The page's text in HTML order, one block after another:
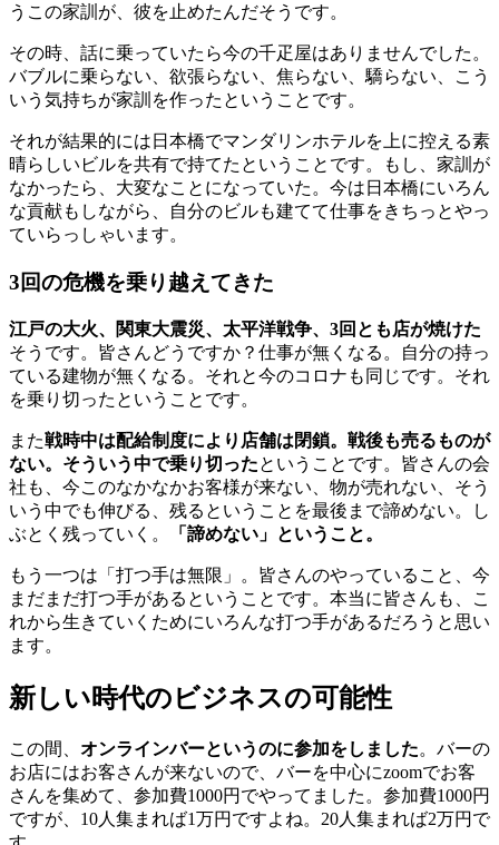
うこの家訓が、彼を止めたんだそうです。
その時、話に乗っていたら今の千疋屋はありませんでした。
バブルに乗らない、欲張らない、焦らない、驕らない、こう
いう気持ちが家訓を作ったということです。
それが結果的には日本橋でマンダリンホテルを上に控える素
晴らしいビルを共有で持てたということです。もし、家訓が
なかったら、大変なことになっていた。今は日本橋にいろん
な貢献もしながら、自分のビルも建てて仕事をきちっとやっ
ていらっしゃいます。
3回の危機を乗り越えてきた
江戸の大火、関東大震災、太平洋戦争、3回とも店が焼けた
そうです。皆さんどうですか？仕事が無くなる。自分の持っ
ている建物が無くなる。それと今のコロナも同じです。それ
を乗り切ったということです。
また戦時中は配給制度により店舗は閉鎖。戦後も売るものが
ない。そういう中で乗り切ったということです。皆さんの会
社も、今このなかなかお客様が来ない、物が売れない、そう
いう中でも伸びる、残るということを最後まで諦めない。し
ぶとく残っていく。
「諦めない」ということ。
もう一つは「打つ手は無限」。皆さんのやっていること、今
まだまだ打つ手があるということです。本当に皆さんも、こ
れから生きていくためにいろんな打つ手があるだろうと思い
ます。
新しい時代のビジネスの可能性
この間、 オンラインバーというのに参加をしました。バーの
お店にはお客さんが来ないので、バーを中心にzoomでお客
さんを集めて、参加費1000円でやってました。参加費1000円
ですが、10人集まれば1万円ですよね。20人集まれば2万円で